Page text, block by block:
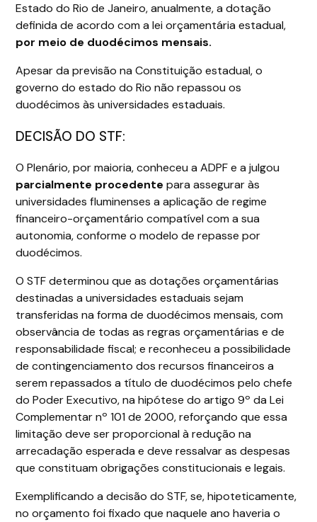
Estado do Rio de Janeiro, anualmente, a dotação
definida de acordo com a lei orçamentária estadual,
por meio de duodécimos mensais.
Apesar da previsão na Constituição estadual, o
governo do estado do Rio não repassou os
duodécimos às universidades estaduais.
DECISÃO DO STF:
O Plenário, por maioria, conheceu a ADPF e a julgou
parcialmente procedente para assegurar às
universidades fluminenses a aplicação de regime
financeiro-orçamentário compatível com a sua
autonomia, conforme o modelo de repasse por
duodécimos.
O STF determinou que as dotações orçamentárias
destinadas a universidades estaduais sejam
transferidas na forma de duodécimos mensais, com
observância de todas as regras orçamentárias e de
responsabilidade fiscal; e reconheceu a possibilidade
de contingenciamento dos recursos financeiros a
serem repassados a título de duodécimos pelo chefe
do Poder Executivo, na hipótese do artigo 9º da Lei
Complementar nº 101 de 2000, reforçando que essa
limitação deve ser proporcional à redução na
arrecadação esperada e deve ressalvar as despesas
que constituam obrigações constitucionais e legais.
Exemplificando a decisão do STF, se, hipoteticamente,
no orçamento foi fixado que naquele ano haveria o